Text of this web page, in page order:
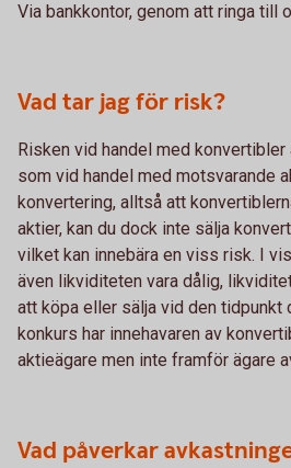
Via bankkontor, genom att ringa till
Vad tar jag för risk?
Risken vid handel med
som vid handel med motsvarande
konvertering, alltså att
aktier, kan du dock inte sälja
vilket kan innebära en viss risk. I
även likviditeten vara dålig,
att köpa eller sälja vid den tidpunkt
konkurs har innehavaren av
aktieägare men inte framför ägare
Vad påverkar